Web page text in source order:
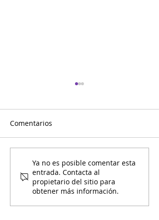
Mami y Yo Calendario de
Diciembre
Comentarios
Ya no es posible comentar esta
entrada. Contacta al
propietario del sitio para
obtener más información.